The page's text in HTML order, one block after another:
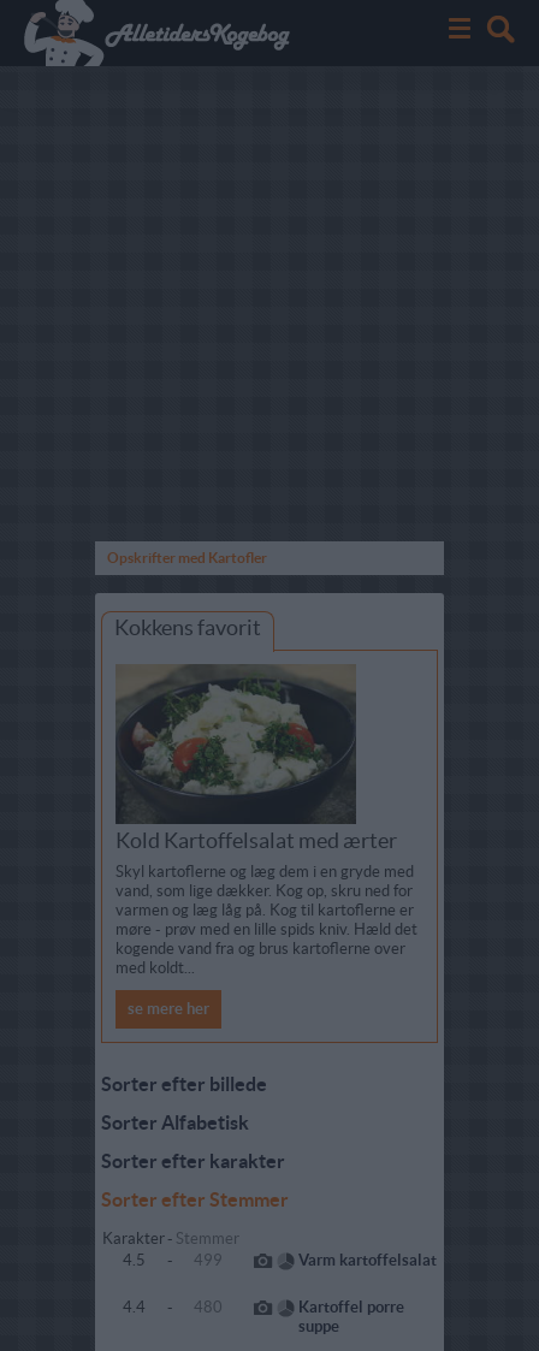
Opskrifter med Kartofler
Kokkens favorit
Kold Kartoffelsalat med ærter
Skyl kartoflerne og læg dem i en gryde med
vand, som lige dækker. Kog op, skru ned for
varmen og læg låg på. Kog til kartoflerne er
møre - prøv med en lille spids kniv. Hæld det
kogende vand fra og brus kartoflerne over
med koldt...
se mere her
Sorter efter billede
Sorter Alfabetisk
Sorter efter karakter
Sorter efter Stemmer
Karakter - Stemmer
4.5
- 499 Varm kartoffelsalat
4.4 - 480
Kartoffel porre
suppe